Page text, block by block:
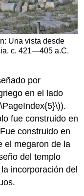
Una vista desde
c. 421—405 a.C.
por
en el lado
).
fue construido en
construido en
el megaron de la
del templo
incorporación del